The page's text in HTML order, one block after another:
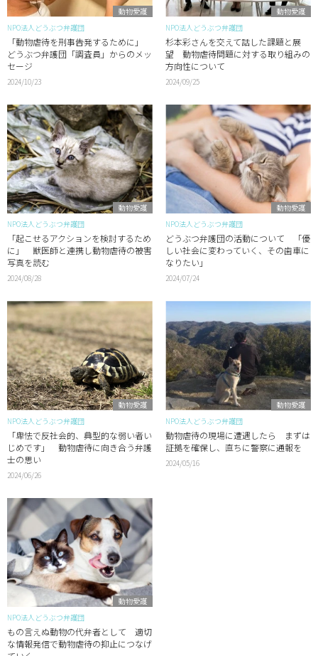
動物愛護
NPO法人どうぶつ弁護団
「動物虐待を刑事告発するために」
どうぶつ弁護団「調査員」からのメッ
セージ
2024/10/23
動物愛護
NPO法人どうぶつ弁護団
杉本彩さんを交えて話した課題と展
望 動物虐待問題に対する取り組みの
方向性について
2024/09/25
動物愛護
NPO法人どうぶつ弁護団
「起こせるアクションを検討するため
に」 獣医師と連携し動物虐待の被害
写真を読む
2024/08/28
動物愛護
NPO法人どうぶつ弁護団
どうぶつ弁護団の活動について 「優
しい社会に変わっていく、その歯車に
なりたい」
2024/07/24
動物愛護
NPO法人どうぶつ弁護団
「卑怯で反社会的、典型的な弱い者い
じめです」 動物虐待に向き合う弁護
士の思い
2024/06/26
動物愛護
NPO法人どうぶつ弁護団
動物虐待の現場に遭遇したら まずは
証拠を確保し、直ちに警察に通報を
2024/05/16
動物愛護
NPO法人どうぶつ弁護団
もの言えぬ動物の代弁者として 適切
な情報発信で動物虐待の抑止につなげ